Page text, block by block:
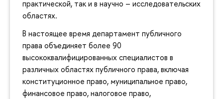
практической, так и в научно – исследовательских
областях.
В настоящее время департамент публичного
права объединяет более 90
высококвалифицированных специалистов в
различных областях публичного права, включая
конституционное право, муниципальное право,
финансовое право, налоговое право,